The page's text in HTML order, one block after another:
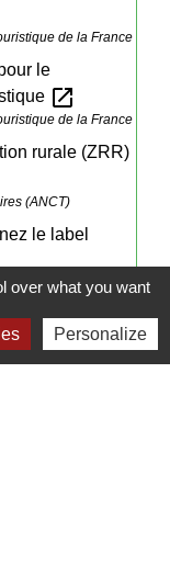
de la France
le
open_in_new
de la France
rurale (ZRR)
(ANCT)
le label
cette page
over what you want
Personalize